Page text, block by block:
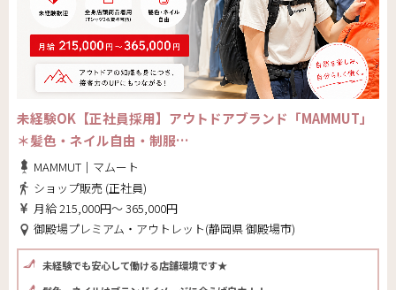
未経験OK【正社員採用】アウトドアブランド「MAMMUT」
＊髪色・ネイル自由・制服…
MAMMUT｜マムート
ショップ販売 (正社員)
月給 215,000円～ 365,000円
御殿場プレミアム・アウトレット(静岡県 御殿場市)
未経験でも安心して働ける店舗環境です★